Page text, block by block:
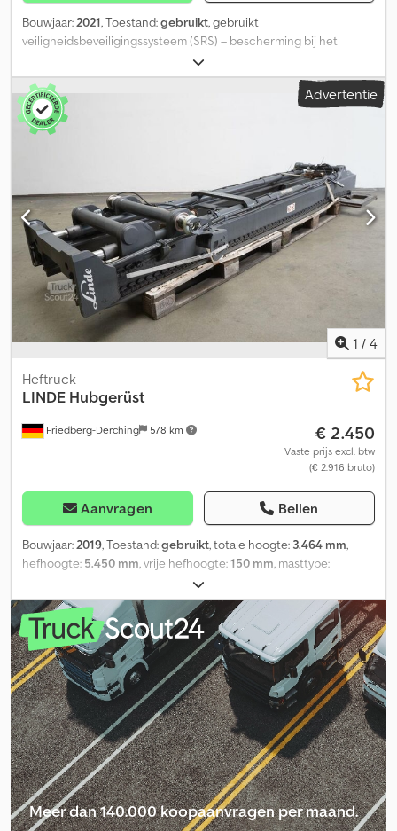
Bouwjaar: 2021, Toestand:gebruikt, gebruikt
veiligheidsbeveiligingssysteem (SRS) – bescherming bij het
gebruik van vorkheftrucks, geschikt voor modelreeks 386,
bescherming voor vorkheftruckchauffeurs: de veiligheidsbeugel
voorkomt letsel tijdens het kantelen van de vorkheftruck. Snelle
montage: de klemmen zorgen voor een veilige en eenvoudige
montage van de beugel – zonder veel moeite, universeel
van andere fabrikanten dan Linde Material Handling.
Credpfezfbklex Aagof
Advertentie
1 / 4
Friedberg-Derching 578 km
Heftruck
LINDE Hubgerüst
€ 2.450
Vaste prijs excl. btw
(€ 2.916 bruto)
Aanvragen Bellen
Bouwjaar:2019, Toestand:gebruikt, totale hoogte: 3.464 mm,
hefhoogte: 5.450 mm, vrije hefhoogte:150 mm, masttype:
, Type hefmast: standaard, draagvermogen 3000 kg bij
een lastzwaartepunt van 500 mm, mast: dubbele extra hydrauliek,
totale hoogte: 3464 mm, hefhoogte: 5450 mm, vrije hefhoogte: 150
mm, breedte vorkenbord: 1150 mm, ophanging: FEM3, mast
geschikt voor modelreeks: 393, gebruikte standaard hefmast
inclusief DZH-slangen, inclusief hefkettingen, inclusief ASW links
en rechts aan de mast, bevestiging FEM3, lastzwaartepunt: 500.
Crodpfxszk Rzqo Aagof
Meer dan 140.000 koopaanvragen per maand.